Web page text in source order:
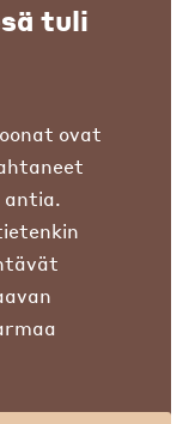
tuli
ovat
antia.